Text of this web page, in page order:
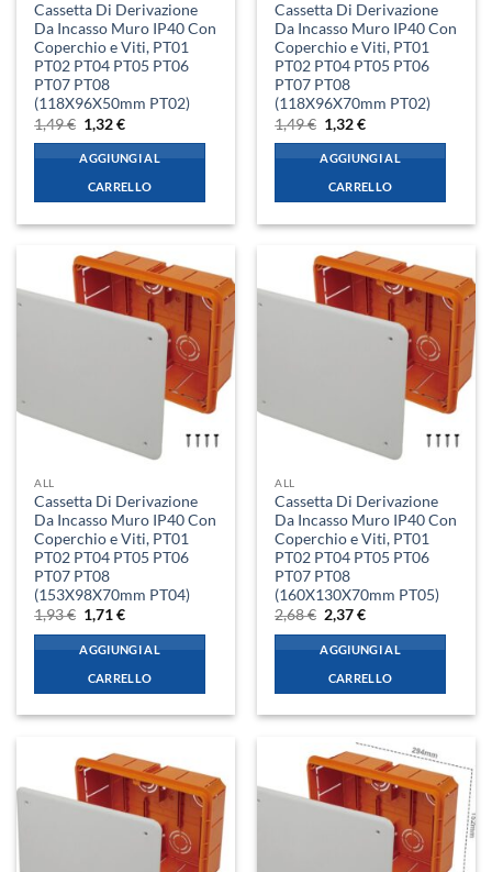
Cassetta Di Derivazione
Da Incasso Muro IP40 Con
Coperchio e Viti, PT01
PT02 PT04 PT05 PT06
PT07 PT08
(118X96X50mm PT02)
1,49€ Il
prezzo
originale
era:
1,49 €.
1,32€Il
attuale
è:
1,32 €.
AGGIUNGI AL
CARRELLO
Cassetta Di Derivazione
Da Incasso Muro IP40 Con
Coperchio e Viti, PT01
PT02 PT04 PT05 PT06
PT07 PT08
(118X96X70mm PT02)
1,49€ Il
prezzo
originale
era:
1,49 €.
1,32€Il
attuale
è:
1,32 €.
AGGIUNGI AL
CARRELLO
ALL
Cassetta Di Derivazione
Da Incasso Muro IP40 Con
Coperchio e Viti, PT01
PT02 PT04 PT05 PT06
PT07 PT08
(153X98X70mm PT04)
1,93€ Il
prezzo
originale
era:
1,93 €.
1,71€Il
attuale
è:
1,71 €.
AGGIUNGI AL
CARRELLO
ALL
Cassetta Di Derivazione
Da Incasso Muro IP40 Con
Coperchio e Viti, PT01
PT02 PT04 PT05 PT06
PT07 PT08
(160X130X70mm PT05)
2,68€ Il
prezzo
originale
era:
2,68 €.
2,37€Il
attuale
è:
2,37 €.
AGGIUNGI AL
CARRELLO